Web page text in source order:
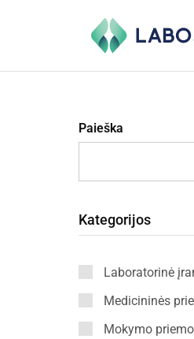
Labostera
Laboratorinė
Paieška
Kategorijos
Laboratorinė
Medicininės
Mokymo